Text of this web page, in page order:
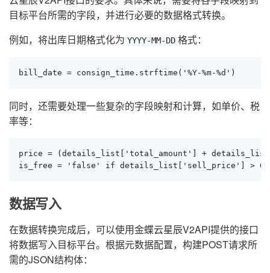
目标平台所需的字段，并进行必要的数据格式转换。
例如，将出库日期格式化为 YYYY-MM-DD 格式：
bill_date = consign_time.strftime('%Y-%m-%d')
同时，还需要处理一些复杂的字段映射和计算，如单价、税
率等：
price = (details_list['total_amount'] +
is_free = 'false' if details_list['sell_price'] > 0
数据写入
在数据转换完成后，可以使用金蝶云星辰V2API提供的接口
将数据写入目标平台。根据元数据配置，构建POST请求所
需的JSON结构体：